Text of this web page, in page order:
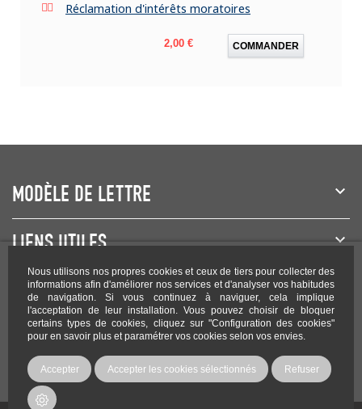
Nous utilisons nos propres cookies et ceux de tiers pour collecter des
informations afin d'améliorer nos services et d'analyser vos habitudes
de navigation. Si vous continuez à naviguer, cela implique
l'acceptation de leur installation. Vous pouvez choisir de bloquer
certains types de cookies, cliquez sur "Configuration des cookies"
pour en savoir plus et paramétrer vos cookies selon vos envies.
Accepter Accepter les cookies sélectionnés Refuser
Réclamation d'intérêts moratoires
Prix
2,00 € COMMANDER
MODÈLE DE LETTRE
LIENS UTILES
NEWSLETTER